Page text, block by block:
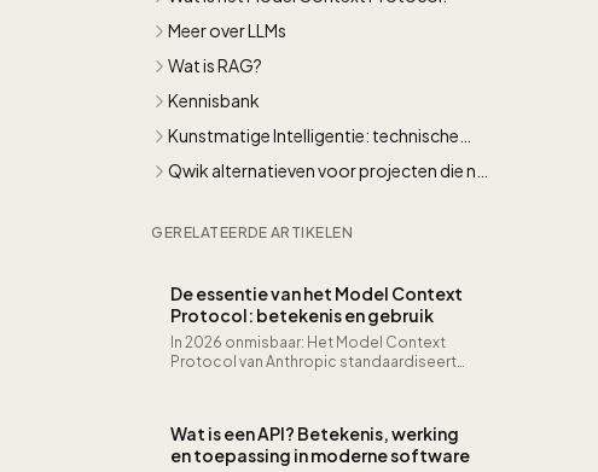
Meer over LLMs
Wat is RAG?
Kennisbank
Kunstmatige Intelligentie: technische
uitleg met praktijkvoorbeelden
Qwik alternatieven voor projecten die nu
GERELATEERDE ARTIKELEN
De essentie van het Model Context
Protocol: betekenis en gebruik
In 2026 onmisbaar: Het Model Context
Protocol van Anthropic standaardiseert
Wat is een API? Betekenis, werking
en toepassing in moderne software